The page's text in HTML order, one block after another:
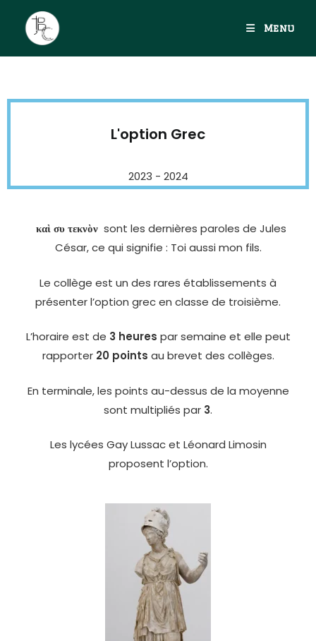
Menu
L'option Grec
2023 - 2024
καὶ συ τεκνὸνsont les dernières paroles de Jules
César, ce qui signifie : Toi aussi mon fils.
Le collège est un des rares établissements à
présenter l’option grec en classe de troisième.
L’horaire est de 3 heures par semaine et elle peut
rapporter 20 points au brevet des collèges.
En terminale, les points au-dessus de la moyenne
sont multipliés par 3.
Les lycées Gay Lussac et Léonard Limosin
proposent l’option.